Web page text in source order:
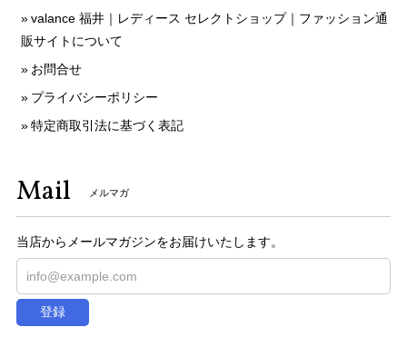
valance 福井｜レディース セレクトショップ｜ファッション通
販サイトについて
お問合せ
プライバシーポリシー
特定商取引法に基づく表記
Mail メルマガ
当店からメールマガジンをお届けいたします。
登録